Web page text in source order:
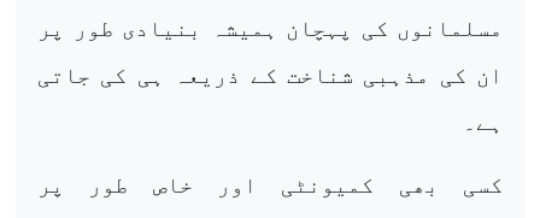
مسلمانوں کی پہچان ہمیشہ بنیادی طور پر
ان کی مذہبی شناخت کے ذریعہ ہی کی جاتی
ہے۔
کسی بھی کمیونٹی اور خاص طور پر